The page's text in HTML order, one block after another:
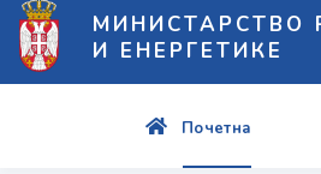
МИНИСТАРСТВО
И ЕНЕРГЕТИКЕ
Почетна